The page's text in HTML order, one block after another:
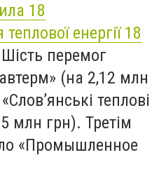
18
енергії 18
перемог
(на 2,12 млн
теплові
млн грн). Третім
«Промышленное